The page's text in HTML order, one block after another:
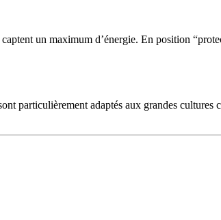
un maximum d’énergie. En position
particulièrement adaptés aux grandes cultures